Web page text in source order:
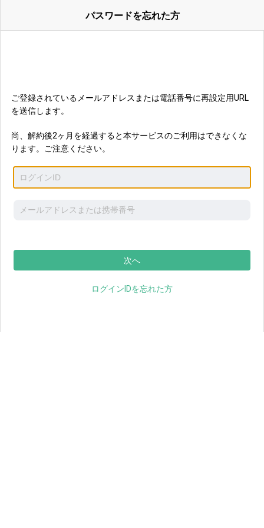
パスワードを忘れた方
ご登録されているメールアドレスまたは電話番号に再設定用URL
を送信します。
尚、解約後2ヶ月を経過すると本サービスのご利用はできなくな
ります。ご注意ください。
ログインIDを忘れた方